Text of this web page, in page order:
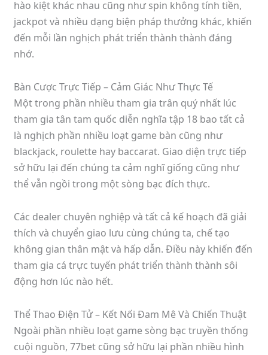
hào kiệt khác nhau cũng như spin không tính tiền,
jackpot và nhiều dạng biện pháp thưởng khác, khiến
đến mỗi lần nghịch phát triển thành thành đáng
nhớ.
Bàn Cược Trực Tiếp – Cảm Giác Như Thực Tế
Một trong phần nhiều tham gia trân quý nhất lúc
tham gia tân tam quốc diễn nghĩa tập 18 bao tất cả
là nghịch phần nhiều loạt game bàn cũng như
blackjack, roulette hay baccarat. Giao diện trực tiếp
sở hữu lại đến chúng ta cảm nghĩ giống cũng như
thể vẫn ngồi trong một sòng bạc đích thực.
Các dealer chuyên nghiệp và tất cả kế hoạch đã giải
thích và chuyển giao lưu cùng chúng ta, chế tạo
không gian thân mật và hấp dẫn. Điều này khiến đến
tham gia cá trực tuyến phát triển thành thành sôi
động hơn lúc nào hết.
Thể Thao Điện Tử – Kết Nối Đam Mê Và Chiến Thuật
Ngoài phần nhiều loạt game sòng bạc truyền thống
cuội nguồn, 77bet cũng sở hữu lại phần nhiều hình